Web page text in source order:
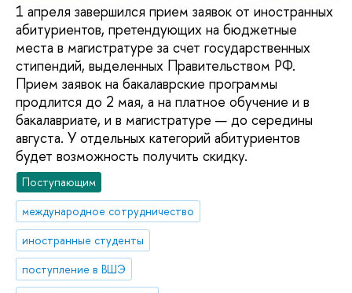
1 апреля завершился прием заявок от иностранных
абитуриентов, претендующих на бюджетные
места в магистратуре за счет государственных
стипендий, выделенных Правительством РФ.
Прием заявок на бакалаврские программы
продлится до 2 мая, а на платное обучение и в
бакалавриате, и в магистратуре — до середины
августа. У отдельных категорий абитуриентов
будет возможность получить скидку.
Поступающим
международное сотрудничество
иностранные студенты
поступление в ВШЭ